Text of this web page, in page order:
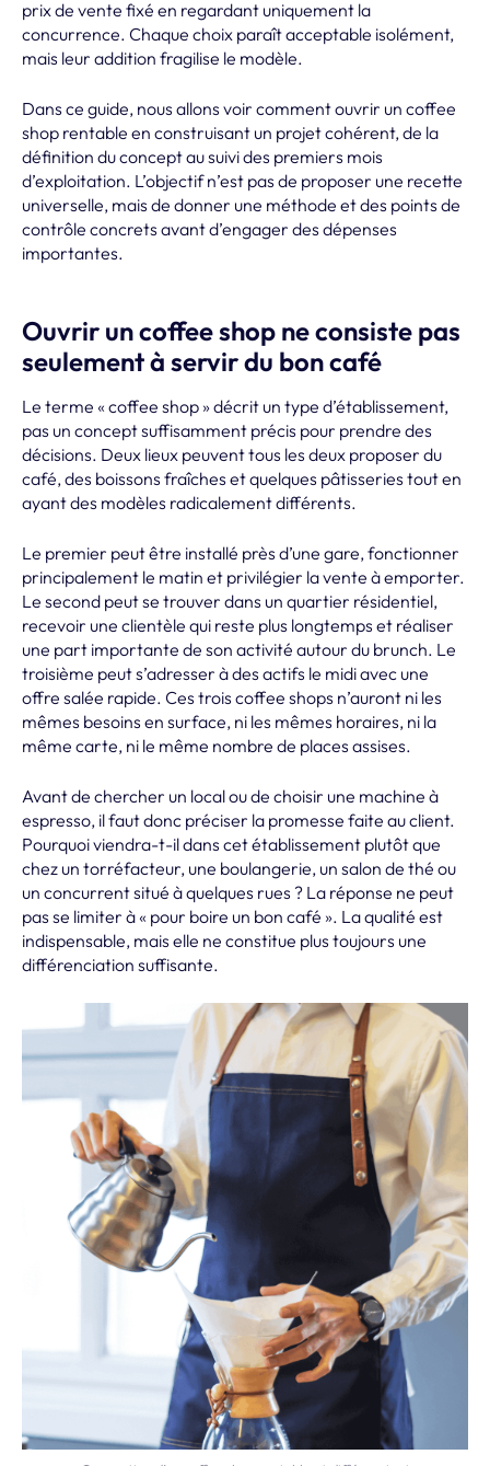
prix de vente fixé en regardant uniquement la
concurrence. Chaque choix paraît acceptable isolément,
mais leur addition fragilise le modèle.
Dans ce guide, nous allons voir comment ouvrir un coffee
shop rentable en construisant un projet cohérent, de la
définition du concept au suivi des premiers mois
d’exploitation. L’objectif n’est pas de proposer une recette
universelle, mais de donner une méthode et des points de
contrôle concrets avant d’engager des dépenses
importantes.
Ouvrir un coffee shop ne consiste pas
seulement à servir du bon café
Le terme « coffee shop » décrit un type d’établissement,
pas un concept suffisamment précis pour prendre des
décisions. Deux lieux peuvent tous les deux proposer du
café, des boissons fraîches et quelques pâtisseries tout en
ayant des modèles radicalement différents.
Le premier peut être installé près d’une gare, fonctionner
principalement le matin et privilégier la vente à emporter.
Le second peut se trouver dans un quartier résidentiel,
recevoir une clientèle qui reste plus longtemps et réaliser
une part importante de son activité autour du brunch. Le
troisième peut s’adresser à des actifs le midi avec une
offre salée rapide. Ces trois coffee shops n’auront ni les
mêmes besoins en surface, ni les mêmes horaires, ni la
même carte, ni le même nombre de places assises.
Avant de chercher un local ou de choisir une machine à
espresso, il faut donc préciser la promesse faite au client.
Pourquoi viendra-t-il dans cet établissement plutôt que
chez un torréfacteur, une boulangerie, un salon de thé ou
un concurrent situé à quelques rues ? La réponse ne peut
pas se limiter à « pour boire un bon café ». La qualité est
indispensable, mais elle ne constitue plus toujours une
différenciation suffisante.